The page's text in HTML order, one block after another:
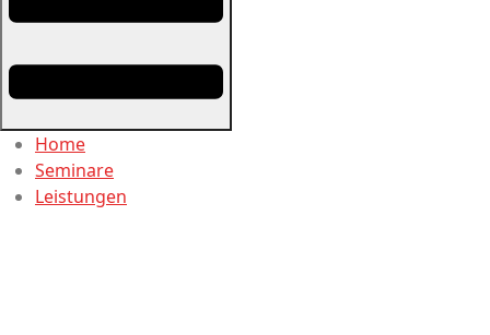
Home
Seminare
Leistungen